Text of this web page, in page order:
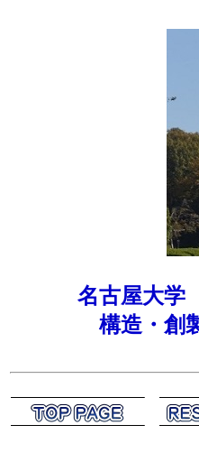
名古屋大
構造・創